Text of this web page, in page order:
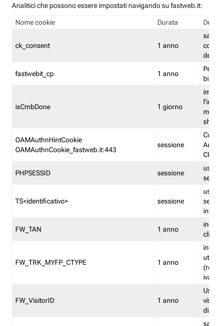
Analitici che possono essere impostati navigando su fastweb.it:
Nome cookie Durata
ck_consent 1 anno
salva
dei
fastwebit_cp 1 anno
isCmbDone 1 giorno
shp
OAMAuthnHintCookie
OAMAuthnCookie_fastweb.it:443
sessione
PHPSESSID sessione
TS<identificativo> sessione
FW_TAN 1 anno
FW_TRK_MYFP_CTYPE 1 anno
iva/
FW_VisitorID 1 anno
salva